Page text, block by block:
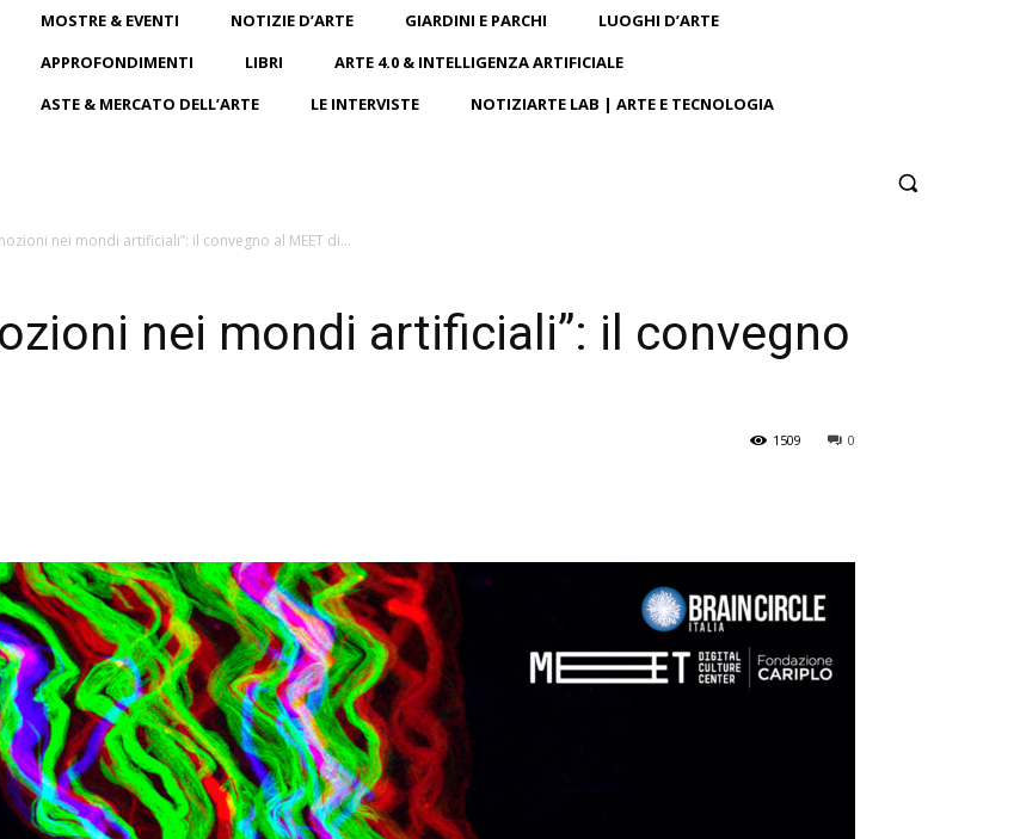
MOSTRE & EVENTI NOTIZIE D’ARTE GIARDINI E PARCHI
LUOGHI D’ARTE
APPROFONDIMENTI
LIBRI
ARTE 4.0 & INTELLIGENZA ARTIFICIALE
ASTE & MERCATO DELL’ARTE
LE INTERVISTE NOTIZIARTE LAB | ARTE E TECNOLOGIA
nei mondi artificiali”: il convegno al MEET di...
nei mondi artificiali”: il convegno
0
1509